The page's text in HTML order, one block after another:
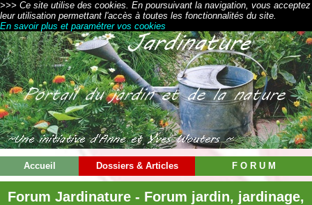
>>> Ce site utilise des cookies. En poursuivant la navigation, vous acceptez
leur utilisation permettant l'accès à toutes les fonctionnalités du site.
En savoir plus et paramétrer vos cookies
Accueil Dossiers & Articles F O R U M
Forum Jardinature - Forum jardin, jardinage,